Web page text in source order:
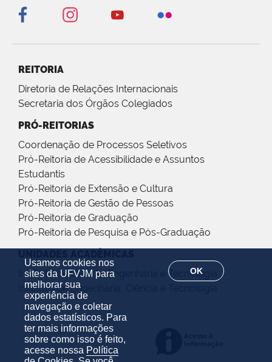
Usamos cookies nos
sites da UFVJM para
melhorar sua
experiência de
navegação e coletar
dados estatísticos. Para
ter mais informações
sobre como isso é feito,
acesse nossa Política
OK
REITORIA
Diretoria de Relações Internacionais
Secretaria dos Órgãos Colegiados
PRÓ-REITORIAS
Coordenação de Processos Seletivos
Pró-Reitoria de Acessibilidade e Assuntos
Estudantis
Pró-Reitoria de Extensão e Cultura
Pró-Reitoria de Gestão de Pessoas
Pró-Reitoria de Graduação
Pró-Reitoria de Pesquisa e Pós-Graduação
Instituto de Ciência, Engenharia e Tecnologia
Instituto de Engenharia, Ciência e Tecnologia